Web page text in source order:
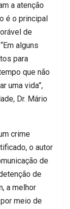
a atenção
é o principal
de
alguns
para
que não
uma vida”,
Dr. Mário
crime
o autor
de
de
a melhor
meio de